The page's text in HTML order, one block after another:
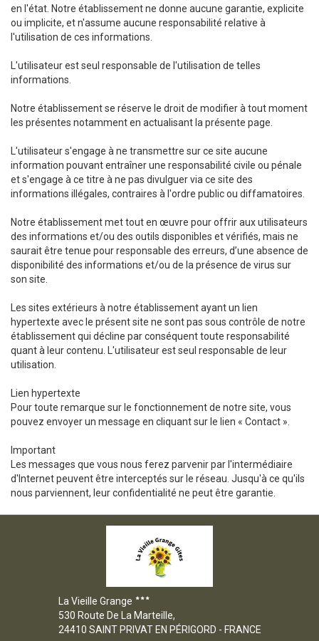
en l'état. Notre établissement ne donne aucune garantie, explicite
ou implicite, et n'assume aucune responsabilité relative à
l'utilisation de ces informations.
L'utilisateur est seul responsable de l'utilisation de telles
informations.
Notre établissement se réserve le droit de modifier à tout moment
les présentes notamment en actualisant la présente page.
L'utilisateur s'engage à ne transmettre sur ce site aucune
information pouvant entraîner une responsabilité civile ou pénale
et s'engage à ce titre à ne pas divulguer via ce site des
informations illégales, contraires à l'ordre public ou diffamatoires.
Notre établissement met tout en œuvre pour offrir aux utilisateurs
des informations et/ou des outils disponibles et vérifiés, mais ne
saurait être tenue pour responsable des erreurs, d’une absence de
disponibilité des informations et/ou de la présence de virus sur
son site.
Les sites extérieurs à notre établissement ayant un lien
hypertexte avec le présent site ne sont pas sous contrôle de notre
établissement qui décline par conséquent toute responsabilité
quant à leur contenu. L'utilisateur est seul responsable de leur
utilisation.
Lien hypertexte
Pour toute remarque sur le fonctionnement de notre site, vous
pouvez envoyer un message en cliquant sur le lien « Contact ».
Important
Les messages que vous nous ferez parvenir par l'intermédiaire
d'Internet peuvent être interceptés sur le réseau. Jusqu'à ce qu'ils
nous parviennent, leur confidentialité ne peut être garantie.
La Vieille Grange
530 Route De La Marteille,
24410 SAINT PRIVAT EN PÉRIGORD - FRANCE